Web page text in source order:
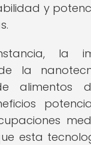
y
la
la
alimentos
esta